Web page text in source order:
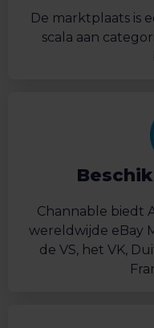
De marktplaats is
scala aan
Channable biedt
wereldwijde eBay
de VS, het VK,